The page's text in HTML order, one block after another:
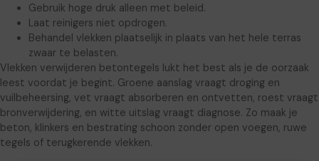
Gebruik hoge druk alleen met beleid.
Laat reinigers niet opdrogen.
Behandel vlekken plaatselijk in plaats van het hele terras
zwaar te belasten.
Vlekken verwijderen betontegels lukt het best als je de oorzaak
leest voordat je begint. Groene aanslag vraagt droging en
vuilbeheersing, vet vraagt absorberen en ontvetten, roest vraagt
bronverwijdering, en witte uitslag vraagt diagnose. Zo maak je
beton, klinkers en bestrating schoon zonder open voegen, ruwe
tegels of terugkerende vlekken.